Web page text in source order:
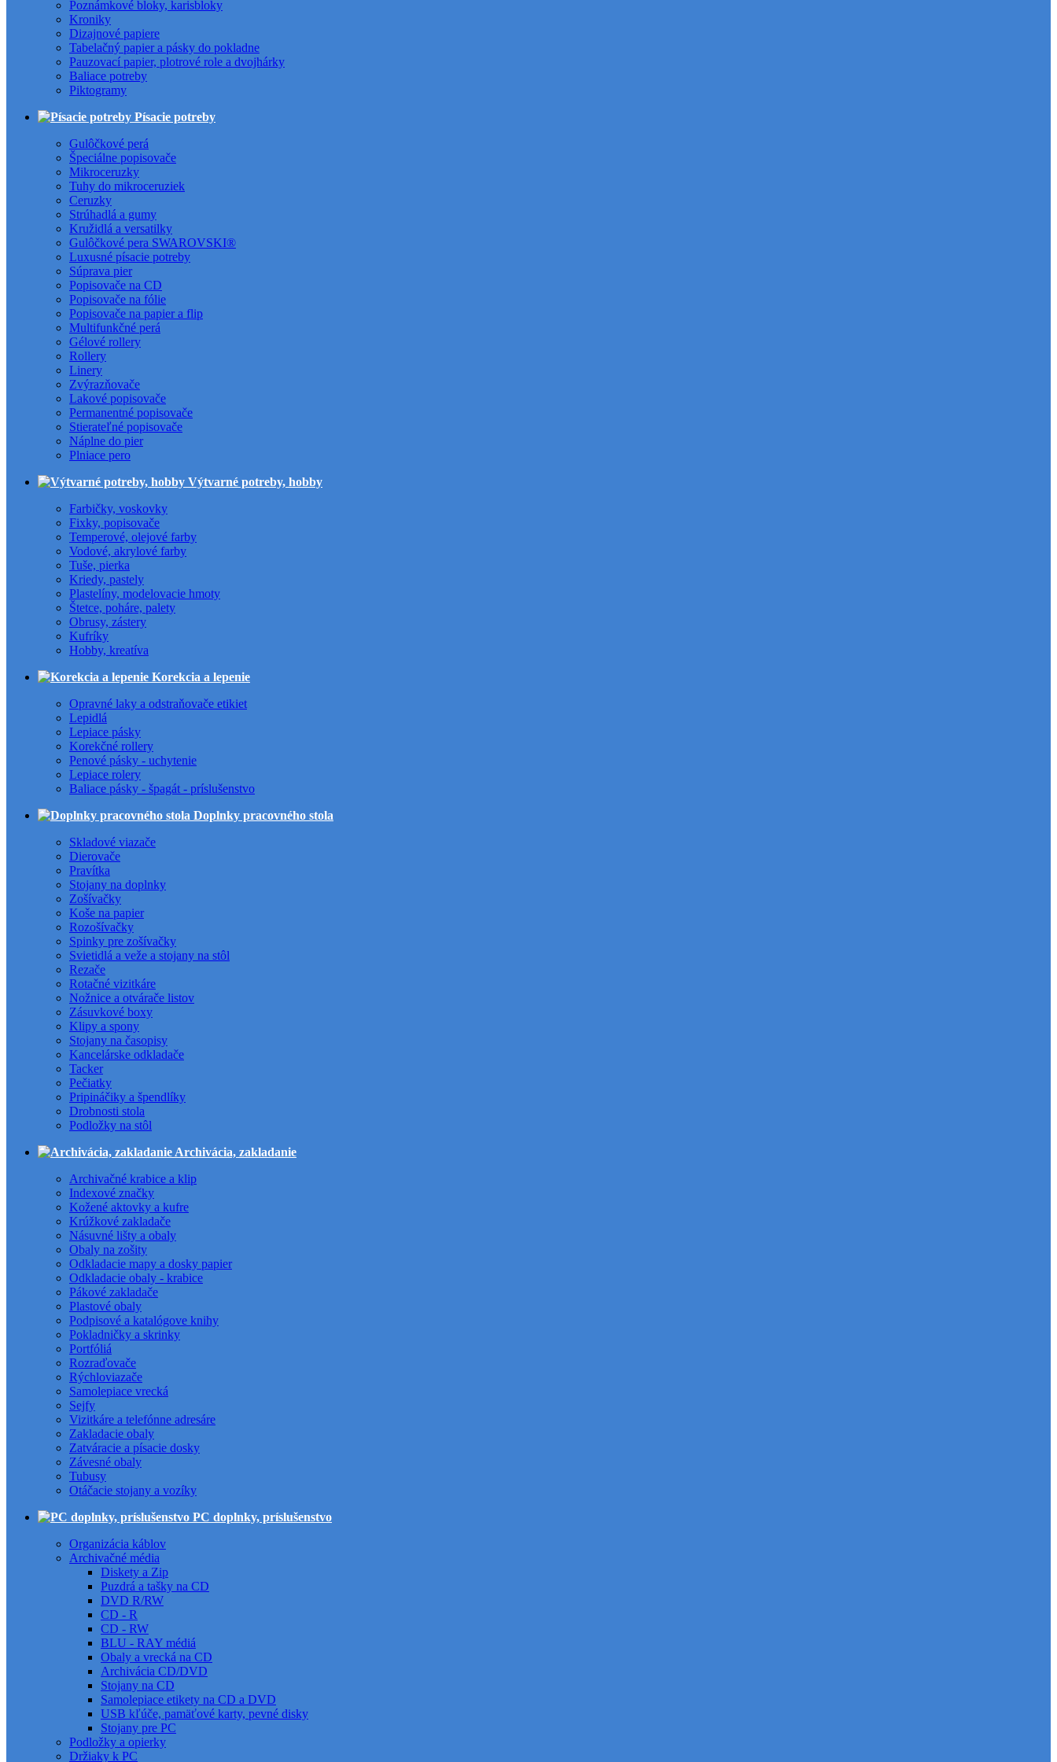
Poznámkové bloky, karisbloky
Kroniky
Dizajnové papiere
Tabelačný papier a pásky do pokladne
Pauzovací papier, plotrové role a dvojhárky
Baliace potreby
Piktogramy
Písacie potreby
Gulôčkové perá
Špeciálne popisovače
Mikroceruzky
Tuhy do mikroceruziek
Ceruzky
Strúhadlá a gumy
Kružidlá a versatilky
Gulôčkové pera SWAROVSKI®
Luxusné písacie potreby
Súprava pier
Popisovače na CD
Popisovače na fólie
Popisovače na papier a flip
Multifunkčné perá
Gélové rollery
Rollery
Linery
Zvýrazňovače
Lakové popisovače
Permanentné popisovače
Stierateľné popisovače
Náplne do pier
Plniace pero
Výtvarné potreby, hobby
Farbičky, voskovky
Fixky, popisovače
Temperové, olejové farby
Vodové, akrylové farby
Tuše, pierka
Kriedy, pastely
Plastelíny, modelovacie hmoty
Štetce, poháre, palety
Obrusy, zástery
Kufríky
Hobby, kreatíva
Korekcia a lepenie
Opravné laky a odstraňovače etikiet
Lepidlá
Lepiace pásky
Korekčné rollery
Penové pásky - uchytenie
Lepiace rolery
Baliace pásky - špagát - príslušenstvo
Doplnky pracovného stola
Skladové viazače
Dierovače
Pravítka
Stojany na doplnky
Zošívačky
Koše na papier
Rozošívačky
Spinky pre zošívačky
Svietidlá a veže a stojany na stôl
Rezače
Rotačné vizitkáre
Nožnice a otvárače listov
Zásuvkové boxy
Klipy a spony
Stojany na časopisy
Kancelárske odkladače
Tacker
Pečiatky
Pripináčiky a špendlíky
Drobnosti stola
Podložky na stôl
Archivácia, zakladanie
Archivačné krabice a klip
Indexové značky
Kožené aktovky a kufre
Krúžkové zakladače
Násuvné lišty a obaly
Obaly na zošity
Odkladacie mapy a dosky papier
Odkladacie obaly - krabice
Pákové zakladače
Plastové obaly
Podpisové a katalógove knihy
Pokladničky a skrinky
Portfóliá
Rozraďovače
Rýchloviazače
Samolepiace vrecká
Sejfy
Vizitkáre a telefónne adresáre
Zakladacie obaly
Zatváracie a písacie dosky
Závesné obaly
Tubusy
Otáčacie stojany a vozíky
PC doplnky, príslušenstvo
Organizácia káblov
Archivačné média
Diskety a Zip
Puzdrá a tašky na CD
DVD R/RW
CD - R
CD - RW
BLU - RAY médiá
Obaly a vrecká na CD
Archivácia CD/DVD
Stojany na CD
Samolepiace etikety na CD a DVD
USB kľúče, pamäťové karty, pevné disky
Stojany pre PC
Podložky a opierky
Držiaky k PC